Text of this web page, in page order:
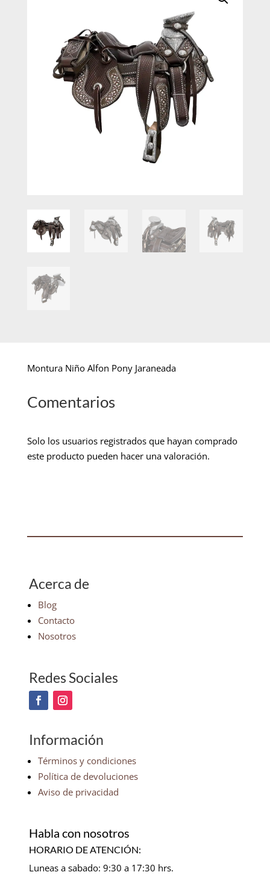
Montura Niño Alfon Pony Jaraneada
Comentarios
Solo los usuarios registrados que hayan comprado
este producto pueden hacer una valoración.
Acerca de
Blog
Contacto
Nosotros
Redes Sociales
Información
Términos y condiciones
Política de devoluciones
Aviso de privacidad
Habla con nosotros
HORARIO DE ATENCIÓN:
Luneas a sabado: 9:30 a 17:30 hrs.